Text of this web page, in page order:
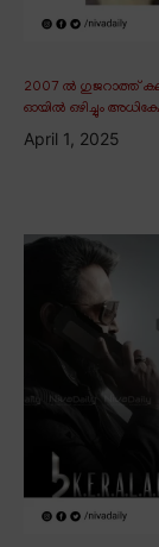
2007 ൽ ഗുജറാത്ത്
ഓയിൽ ഒഴിച്ചും
April 1, 2025